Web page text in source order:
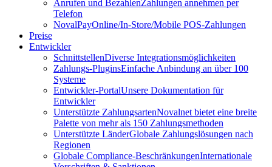
Anrufen und BezahlenZahlungen annehmen per
Telefon
NovalPayOnline/In-Store/Mobile POS-Zahlungen
Preise
Entwickler
SchnittstellenDiverse Integrationsmöglichkeiten
Zahlungs-PluginsEinfache Anbindung an über 100
Systeme
Entwickler-PortalUnsere Dokumentation für
Entwickler
Unterstützte ZahlungsartenNovalnet bietet eine breite
Palette von mehr als 150 Zahlungsmethoden
Unterstützte LänderGlobale Zahlungslösungen nach
Regionen
Globale Compliance-BeschränkungenInternationale